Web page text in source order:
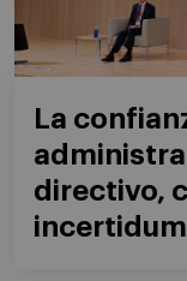
La
directivo,